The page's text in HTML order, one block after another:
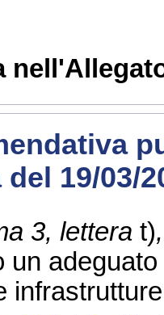
del 19/03/
3, lettera t)
un